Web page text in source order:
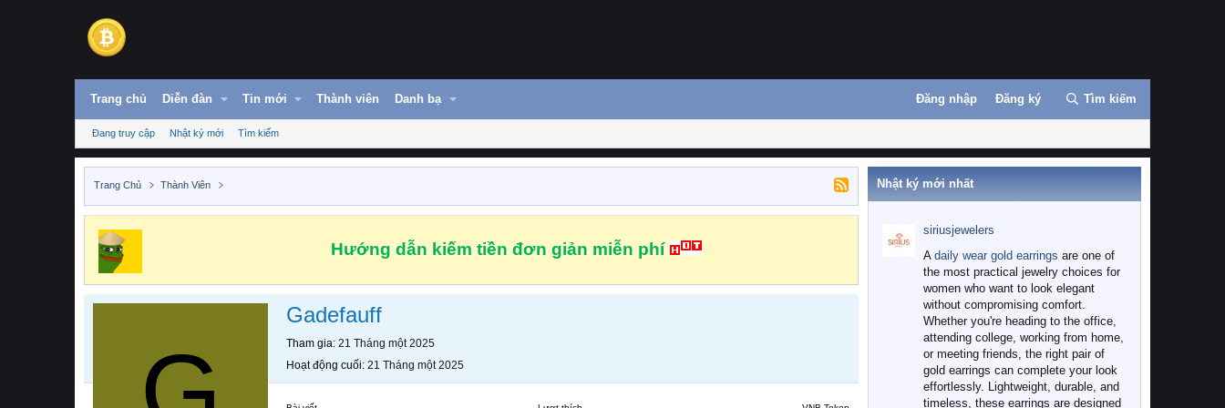
Trang chủ Diễn đàn Tin mới Thành viên Danh bạ Đăng nhập Đăng ký Tìm kiếm
Đang truy cập Nhật ký mới Tìm kiếm
Trang Chủ Thành Viên
Hướng dẫn kiếm tiền đơn giản miễn phí
Gadefauff
Tham gia 21 Tháng một 2025
Hoạt động cuối 21 Tháng một 2025
Nhật ký mới nhất
siriusjewelers
A daily wear gold earrings are one of
the most practical jewelry choices for
women who want to look elegant
without compromising comfort.
Whether you're heading to the office,
attending college, working from home,
or meeting friends, the right pair of
gold earrings can complete your look
effortlessly. Lightweight, durable, and
timeless, these earrings are designed